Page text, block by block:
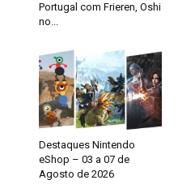
Portugal com Frieren, Oshi
no...
Destaques Nintendo
eShop – 03 a 07 de
Agosto de 2026